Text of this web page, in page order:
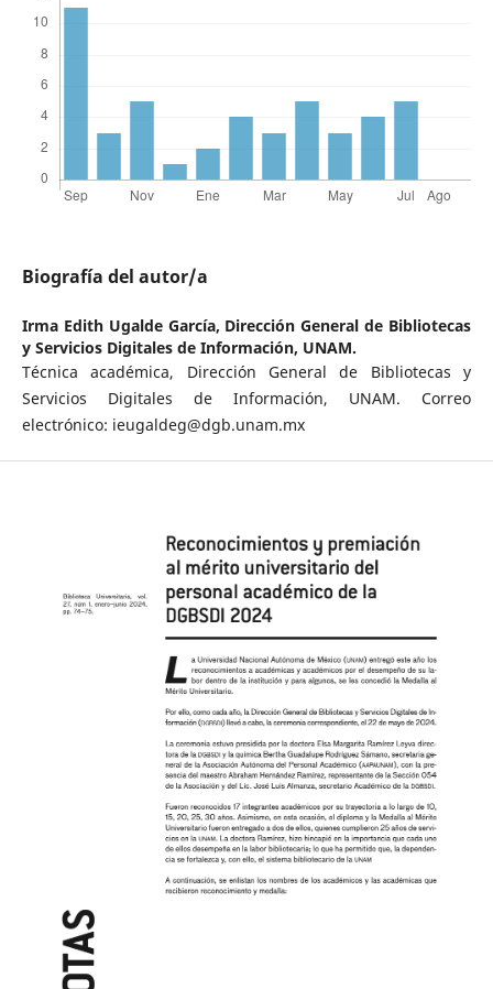
Biografía del autor/a
Irma Edith Ugalde García, Dirección General de Bibliotecas
y Servicios Digitales de Información, UNAM.
Técnica académica, Dirección General de Bibliotecas y
Servicios Digitales de Información, UNAM. Correo
electrónico: ieugaldeg@dgb.unam.mx